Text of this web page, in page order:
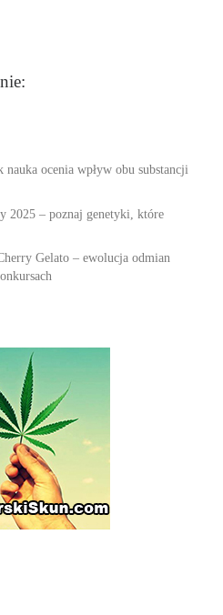
ocenia wpływ obu substancji
2025 – poznaj genetyki, które
Gelato – ewolucja odmian